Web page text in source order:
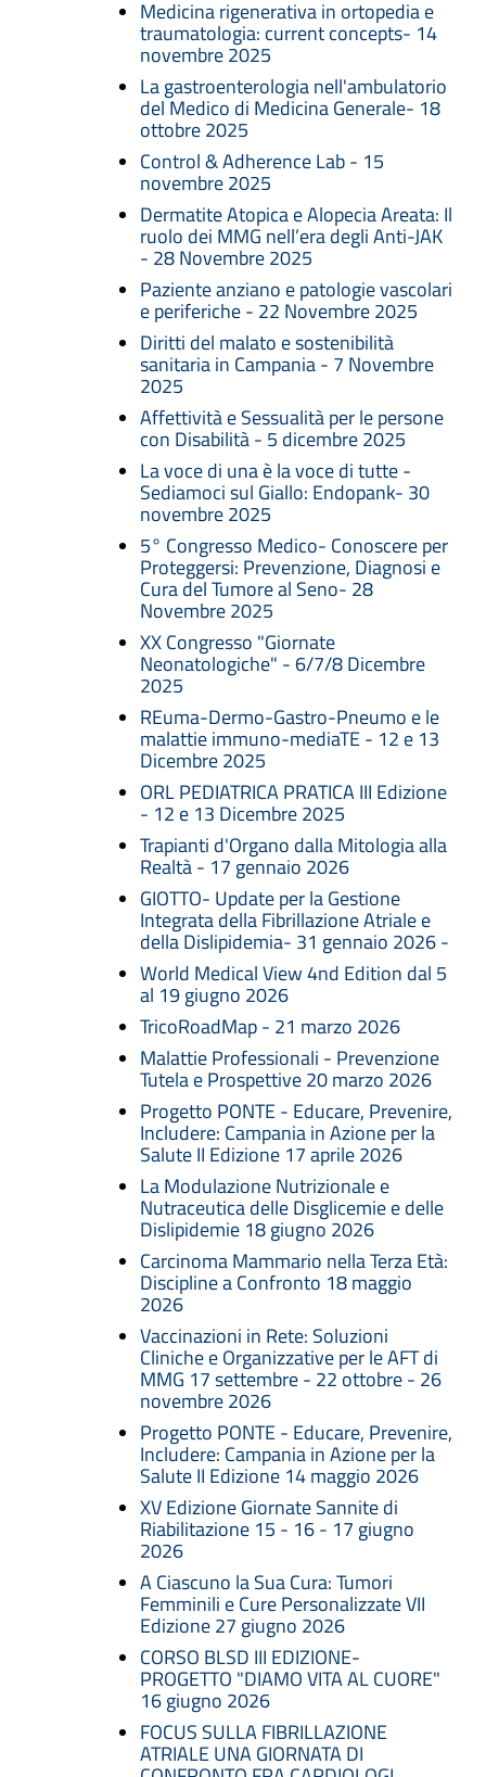
Medicina rigenerativa in ortopedia e
traumatologia: current concepts- 14
novembre 2025
La gastroenterologia nell'ambulatorio
del Medico di Medicina Generale- 18
ottobre 2025
Control & Adherence Lab - 15
novembre 2025
Dermatite Atopica e Alopecia Areata: Il
ruolo dei MMG nell’era degli Anti-JAK
- 28 Novembre 2025
Paziente anziano e patologie vascolari
e periferiche - 22 Novembre 2025
Diritti del malato e sostenibilità
sanitaria in Campania - 7 Novembre
2025
Affettività e Sessualità per le persone
con Disabilità - 5 dicembre 2025
La voce di una è la voce di tutte -
Sediamoci sul Giallo: Endopank- 30
novembre 2025
5° Congresso Medico- Conoscere per
Proteggersi: Prevenzione, Diagnosi e
Cura del Tumore al Seno- 28
Novembre 2025
XX Congresso "Giornate
Neonatologiche" - 6/7/8 Dicembre
2025
REuma-Dermo-Gastro-Pneumo e le
malattie immuno-mediaTE - 12 e 13
Dicembre 2025
ORL PEDIATRICA PRATICA III Edizione
- 12 e 13 Dicembre 2025
Trapianti d'Organo dalla Mitologia alla
Realtà - 17 gennaio 2026
GIOTTO- Update per la Gestione
Integrata della Fibrillazione Atriale e
della Dislipidemia- 31 gennaio 2026 -
World Medical View 4nd Edition dal 5
al 19 giugno 2026
TricoRoadMap - 21 marzo 2026
Malattie Professionali - Prevenzione
Tutela e Prospettive 20 marzo 2026
Progetto PONTE - Educare, Prevenire,
Includere: Campania in Azione per la
Salute II Edizione 17 aprile 2026
La Modulazione Nutrizionale e
Nutraceutica delle Disglicemie e delle
Dislipidemie 18 giugno 2026
Carcinoma Mammario nella Terza Età:
Discipline a Confronto 18 maggio
2026
Vaccinazioni in Rete: Soluzioni
Cliniche e Organizzative per le AFT di
MMG 17 settembre - 22 ottobre - 26
novembre 2026
Progetto PONTE - Educare, Prevenire,
Includere: Campania in Azione per la
Salute II Edizione 14 maggio 2026
XV Edizione Giornate Sannite di
Riabilitazione 15 - 16 - 17 giugno
2026
A Ciascuno la Sua Cura: Tumori
Femminili e Cure Personalizzate VII
Edizione 27 giugno 2026
CORSO BLSD III EDIZIONE-
PROGETTO "DIAMO VITA AL CUORE"
16 giugno 2026
FOCUS SULLA FIBRILLAZIONE
ATRIALE UNA GIORNATA DI